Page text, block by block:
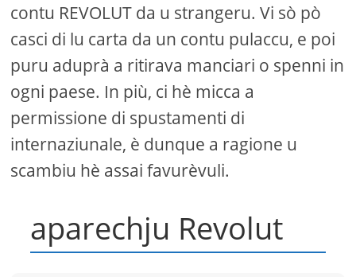
contu REVOLUT da u strangeru. Vi sò pò
casci di lu carta da un contu pulaccu, e poi
puru aduprà a ritirava manciari o spenni in
ogni paese. In più, ci hè micca a
permissione di spustamenti di
internaziunale, è dunque a ragione u
scambiu hè assai favurèvuli.
aparechju Revolut